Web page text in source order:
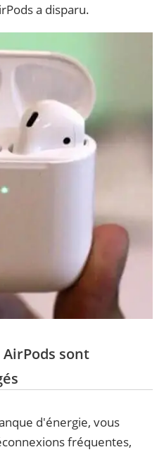
a disparu.
sont
d'énergie, vous
fréquentes,